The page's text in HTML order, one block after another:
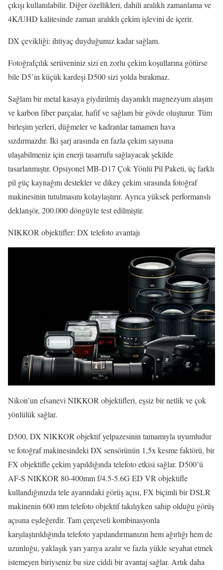
çıkışı kullanılabilir. Diğer özellikleri, dahili aralıklı zamanlama ve
4K/UHD kalitesinde zaman aralıklı çekim işlevini de içerir.
DX çevikliği: ihtiyaç duyduğunuz kadar sağlam.
Fotoğrafçılık serüveniniz sizi en zorlu çekim koşullarına götürse
bile D5’in küçük kardeşi D500 sizi yolda bırakmaz.
Sağlam bir metal kasaya giydirilmiş dayanıklı magnezyum alaşım
ve karbon fiber parçalar, hafif ve sağlam bir gövde oluşturur. Tüm
birleşim yerleri, düğmeler ve kadranlar tamamen hava
sızdırmazdır. İki şarj arasında en fazla çekim sayısına
ulaşabilmeniz için enerji tasarrufu sağlayacak şekilde
tasarlanmıştır. Opsiyonel MB-D17 Çok Yönlü Pil Paketi, üç farklı
pil güç kaynağını destekler ve dikey çekim sırasında fotoğraf
makinesinin tutulmasını kolaylaştırır. Ayrıca yüksek performanslı
deklanşör, 200.000 döngüyle test edilmiştir.
NIKKOR objektifler: DX telefoto avantajı
Nikon’un efsanevi NIKKOR objektifleri, eşsiz bir netlik ve çok
yönlülük sağlar.
D500, DX NIKKOR objektif yelpazesinin tamamıyla uyumludur
ve fotoğraf makinesindeki DX sensörünün 1,5x kesme faktörü, bir
FX objektifle çekim yapıldığında telefoto etkisi sağlar. D500’ü
AF-S NIKKOR 80-400mm f/4.5-5.6G ED VR objektifle
kullandığınızda tele ayarındaki görüş açısı, FX biçimli bir DSLR
makinenin 600 mm telefoto objektif takılıyken sahip olduğu görüş
açısına eşdeğerdir. Tam çerçeveli kombinasyonla
karşılaştırıldığında telefoto yapılandırmanızın hem ağırlığı hem de
uzunluğu, yaklaşık yarı yarıya azalır ve fazla yükle seyahat etmek
istemeyen biriyseniz bu size ciddi bir avantaj sağlar. Artık daha